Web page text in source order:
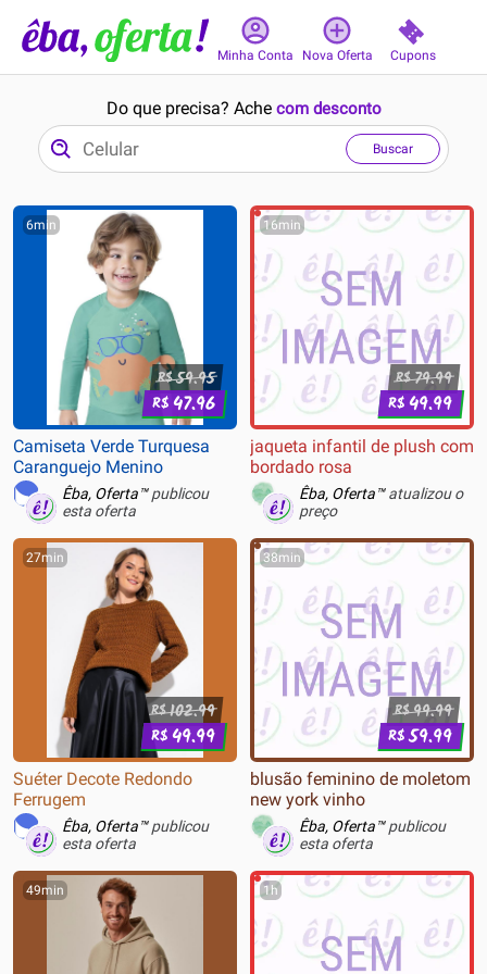
Minha Conta Nova Oferta Cupons
Do que precisa? Ache com desconto
Buscar
6min
R$59.95
R$47.96
Camiseta Verde Turquesa
Caranguejo Menino
Êba, Oferta™publicou
esta oferta
16min
R$79.99
R$49.99
jaqueta infantil de plush com
bordado rosa
Êba, Oferta™atualizou o
preço
27min
R$102.99
R$49.99
Suéter Decote Redondo
Ferrugem
Êba, Oferta™publicou
esta oferta
38min
R$99.99
R$59.99
blusão feminino de moletom
new york vinho
Êba, Oferta™publicou
esta oferta
49min 1h